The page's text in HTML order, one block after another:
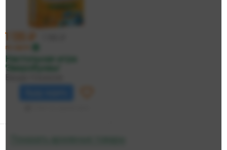
1 135 ₽
по карте
Настольная игра
'Зверобуквы'